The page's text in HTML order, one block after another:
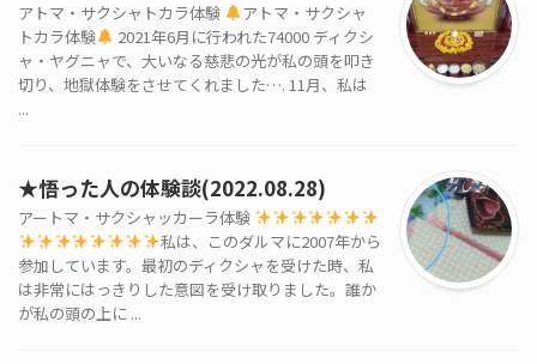
アトマ・サクシャトカラ体験
アトマ・サクシャ
トカラ体験
2021年6月に行われた74000 ディクシ
ャ・ヤグニャで、大いなる慈悲の光が私の頭を叩き
切り、地獄体験をさせてくれました…. 11月、私は
...
★悟った人の体験談(2022.08.28)
アートマ・サクシャッカーラ体験
私は、このダルマに2007年から
参加しています。最初のディクシャを受けた時、私
は非常にはっきりした意図を受け取りました。誰か
が私の頭の上に ...